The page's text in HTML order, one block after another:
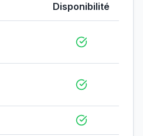
Disponibilité